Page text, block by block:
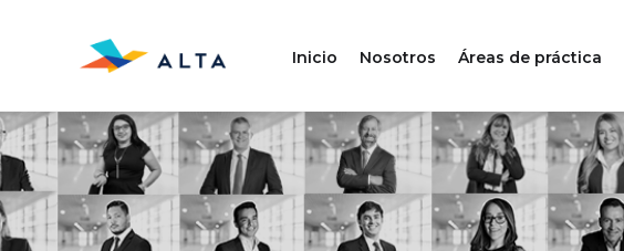
Inicio Nosotros Áreas de práctica